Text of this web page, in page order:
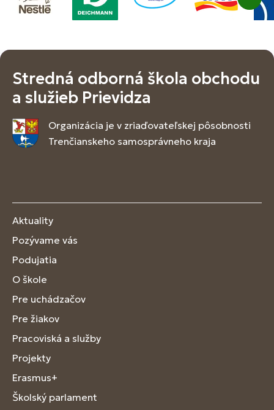
Stredná odborná škola obchodu
a služieb Prievidza
Organizácia je v zriaďovateľskej pôsobnosti
Trenčianskeho samosprávneho kraja
Aktuality
Pozývame vás
Podujatia
O škole
Pre uchádzačov
Pre žiakov
Pracoviská a služby
Projekty
Erasmus+
Školský parlament